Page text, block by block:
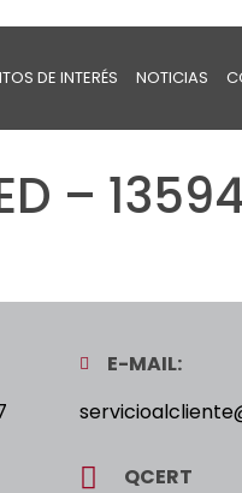
DE INTERÉS NOTICIAS
–
E-MAIL:
QCERT